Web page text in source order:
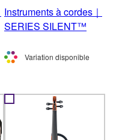
Instruments à cordes｜
SERIES SILENT™
Variation disponible